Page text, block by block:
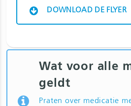
DOWNLOAD DE FLYER
Wat voor alle
geldt
Praten over medicatie